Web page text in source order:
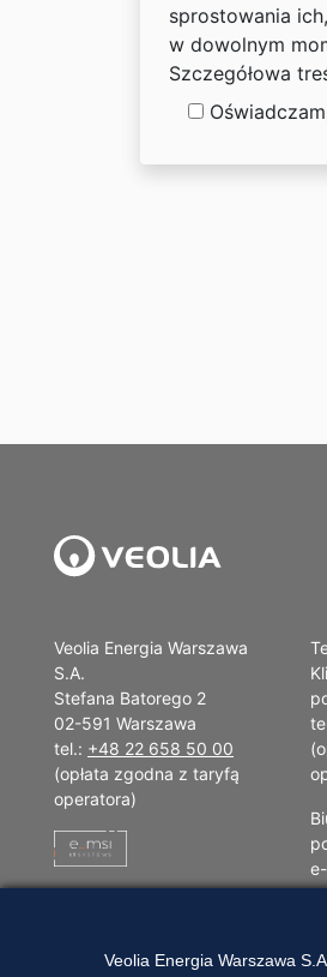
sprostowania
w dowolnym
Szczegółowa
Veolia Energia Warszawa
S.A.
Stefana Batorego 2
02-591 Warszawa
tel.: +48 22 658 50 00
(opłata zgodna z taryfą
operatora)
Veolia Energia Warszawa